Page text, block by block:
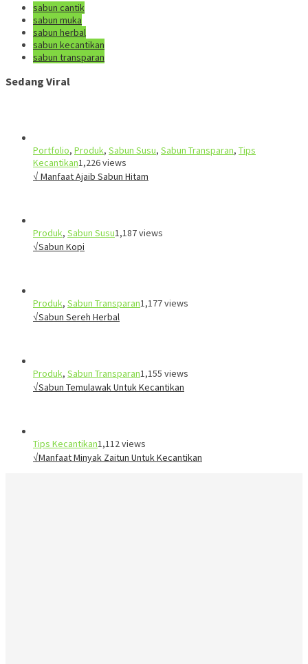
sabun cantik
sabun muka
sabun herbal
sabun kecantikan
sabun transparan
Sedang Viral
Portfolio, Produk, Sabun Susu, Sabun Transparan, Tips
Kecantikan1,226 views
√ Manfaat Ajaib Sabun Hitam
Produk, Sabun Susu1,187 views
√Sabun Kopi
Produk, Sabun Transparan1,177 views
√Sabun Sereh Herbal
Produk, Sabun Transparan1,155 views
√Sabun Temulawak Untuk Kecantikan
Tips Kecantikan1,112 views
√Manfaat Minyak Zaitun Untuk Kecantikan